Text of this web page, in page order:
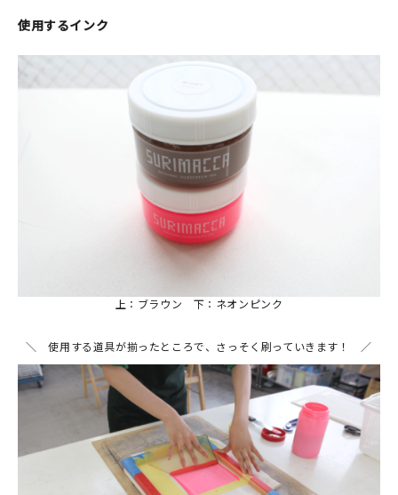
使用するインク
上：ブラウン 下：ネオンピンク
＼ 使用する道具が揃ったところで、さっそく刷っていきます！ ／